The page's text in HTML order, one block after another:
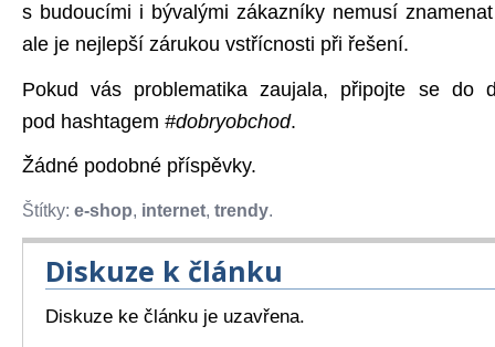
s budoucími i bývalými zákazníky nemusí
ale je nejlepší zárukou vstřícnosti při řešení.
Pokud vás problematika zaujala, připojte se do
pod hashtagem #dobryobchod.
Žádné podobné příspěvky.
Štítky: e-shop, internet, trendy.
Diskuze k článku
Diskuze ke článku je uzavřena.